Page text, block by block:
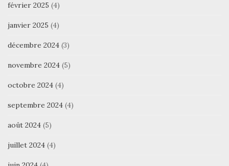
février 2025 (4)
janvier 2025 (4)
décembre 2024 (3)
novembre 2024 (5)
octobre 2024 (4)
septembre 2024 (4)
août 2024 (5)
juillet 2024 (4)